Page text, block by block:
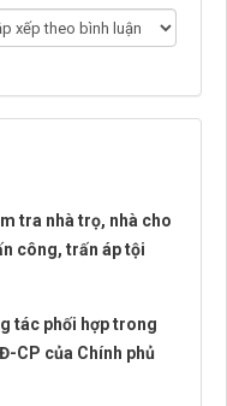
tra nhà trọ, nhà cho
công, trấn áp tội
tác phối hợp trong
CP của Chính phủ